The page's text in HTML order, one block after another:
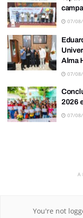
07/
Alma
07/
2026
07/
You're not